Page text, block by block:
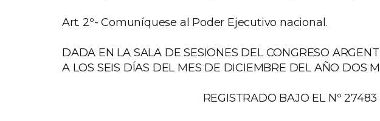
Art. 2º- Comuníquese al Poder Ejecutivo nacional.
DADA EN LA SALA DE SESIONES DEL CONGRESO
A LOS SEIS DÍAS DEL MES DE DICIEMBRE DEL AÑO DOS
REGISTRADO BAJO EL Nº 27483